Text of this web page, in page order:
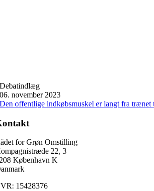
Debatindlæg
06. november 2023
Den offentlige indkøbsmuskel er langt fra trænet
for Grøn Omstilling
22, 3
København K
15428376